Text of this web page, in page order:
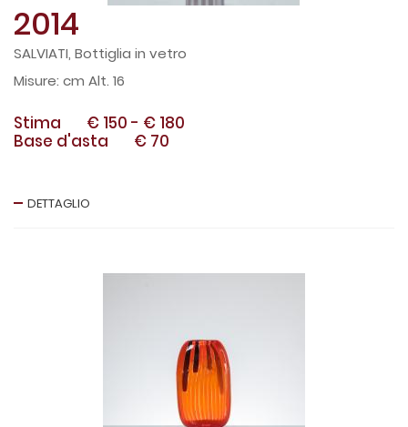
2014
SALVIATI, Bottiglia in vetro
cm Alt. 16
Stima € 150 - € 180
Base d'asta
€ 70
DETTAGLIO